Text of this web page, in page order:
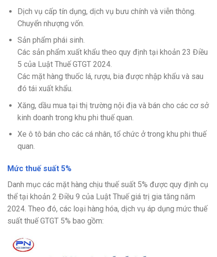
Dịch vụ cấp tín dụng, dịch vụ bưu chính và viễn thông.
Chuyển nhượng vốn.
Sản phẩm phái sinh.
Các sản phẩm xuất khẩu theo quy định tại khoản 23 Điều
5 của Luật Thuế GTGT 2024.
Các mặt hàng thuốc lá, rượu, bia được nhập khẩu và sau
đó tái xuất khẩu.
Xăng, dầu mua tại thị trường nội địa và bán cho các cơ sở
kinh doanh trong khu phi thuế quan.
Xe ô tô bán cho các cá nhân, tổ chức ở trong khu phi thuế
quan.
Mức thuế suất 5%
Danh mục các mặt hàng chịu thuế suất 5% được quy định cụ
thể tại khoản 2 Điều 9 của Luật Thuế giá trị gia tăng năm
2024. Theo đó, các loại hàng hóa, dịch vụ áp dụng mức thuế
suất thuế GTGT 5% bao gồm: